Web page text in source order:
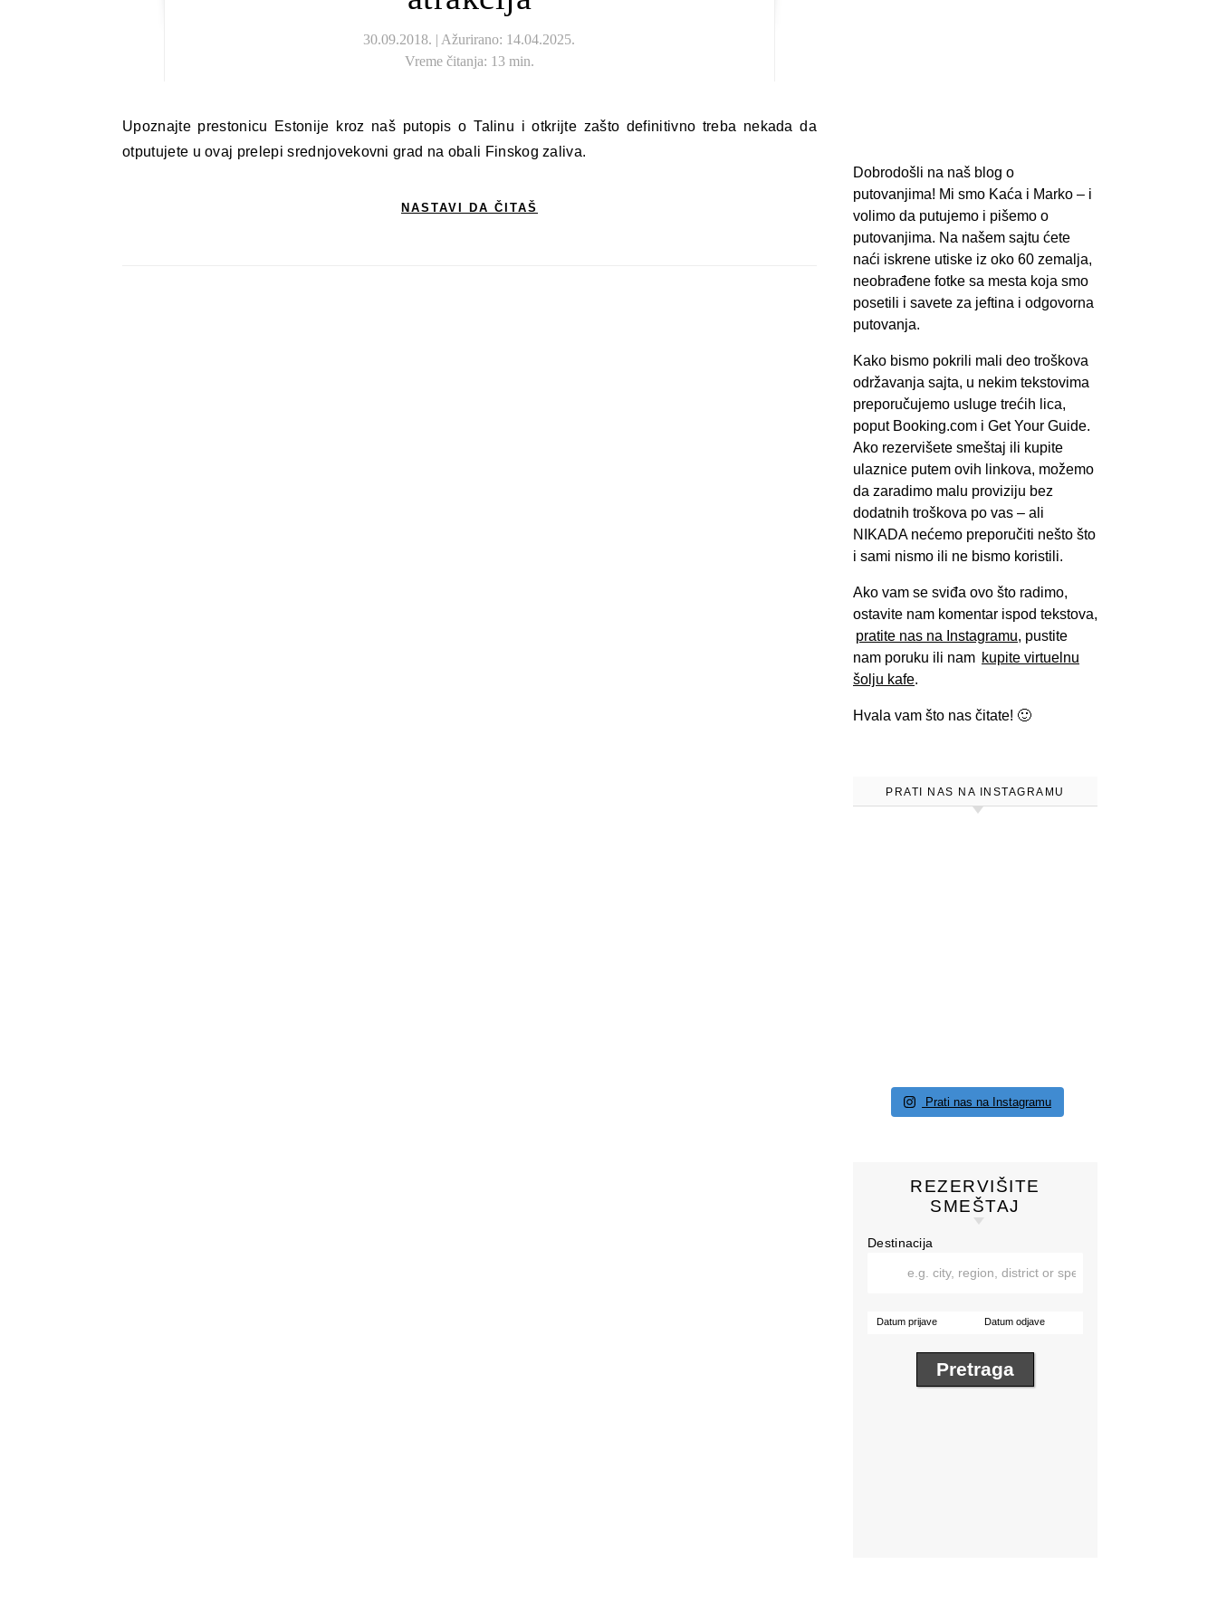
30.09.2018. | Ažurirano: 14.04.2025.
Vreme čitanja: 13 min.
Upoznajte prestonicu Estonije kroz naš putopis o Talinu i otkrijte zašto definitivno treba nekada da
otputujete u ovaj prelepi srednjovekovni grad na obali Finskog zaliva.
NASTAVI DA ČITAŠ
Dobrodošli na naš blog o
putovanjima! Mi smo Kaća i Marko – i
volimo da putujemo i pišemo o
putovanjima. Na našem sajtu ćete
naći iskrene utiske iz oko 60 zemalja,
neobrađene fotke sa mesta koja smo
posetili i savete za jeftina i odgovorna
putovanja.
Kako bismo pokrili mali deo troškova
održavanja sajta, u nekim tekstovima
preporučujemo usluge trećih lica,
poput Booking.com i Get Your Guide.
Ako rezervišete smeštaj ili kupite
ulaznice putem ovih linkova, možemo
da zaradimo malu proviziju bez
dodatnih troškova po vas – ali
NIKADA nećemo preporučiti nešto što
i sami nismo ili ne bismo koristili.
Ako vam se sviđa ovo što radimo,
ostavite nam komentar ispod tekstova,
pratite nas na Instagramu, pustite
nam poruku ili nam kupite virtuelnu
šolju kafe.
Hvala vam što nas čitate! 🙂
PRATI NAS NA INSTAGRAMU
Prati nas na Instagramu
REZERVIŠITE
SMEŠTAJ
Destinacija
Datum prijave Datum odjave